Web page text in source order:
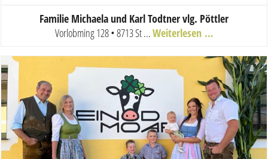
Familie Michaela und Karl Todtner vlg. Pöttler
Vorlobming 128 • 8713 St ...Weiterlesen …